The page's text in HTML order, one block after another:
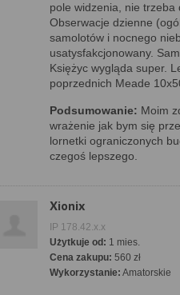
pole widzenia, nie
Obserwacje dzienne
samolotów i nocnego
usatysfakcjonowany.
Księżyc wygląda super.
poprzednich Meade
Podsumowanie: Moim
wrażenie jak bym się
lornetki ograniczonych
czegoś lepszego.
Xionix
IP 178.42.x.x
Użytkuje od: 1 mies.
Cena zakupu: 560 zł
Wykorzystanie: Amatorskie